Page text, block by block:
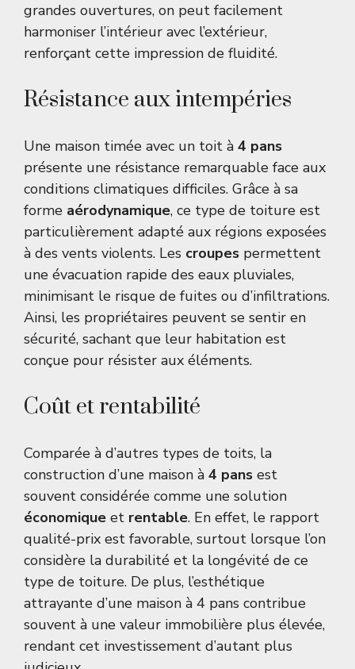
grandes ouvertures, on peut facilement
harmoniser l’intérieur avec l’extérieur,
renforçant cette impression de fluidité.
Résistance aux intempéries
Une maison timée avec un toit à 4 pans
présente une résistance remarquable face aux
conditions climatiques difficiles. Grâce à sa
forme aérodynamique, ce type de toiture est
particulièrement adapté aux régions exposées
à des vents violents. Les croupes permettent
une évacuation rapide des eaux pluviales,
minimisant le risque de fuites ou d’infiltrations.
Ainsi, les propriétaires peuvent se sentir en
sécurité, sachant que leur habitation est
conçue pour résister aux éléments.
Coût et rentabilité
Comparée à d’autres types de toits, la
construction d’une maison à 4 pans est
souvent considérée comme une solution
économique et rentable. En effet, le rapport
qualité-prix est favorable, surtout lorsque l’on
considère la durabilité et la longévité de ce
type de toiture. De plus, l’esthétique
attrayante d’une maison à 4 pans contribue
souvent à une valeur immobilière plus élevée,
rendant cet investissement d’autant plus